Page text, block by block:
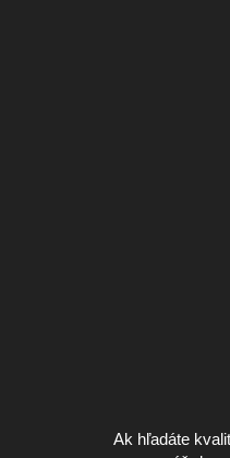
Ak hľadáte